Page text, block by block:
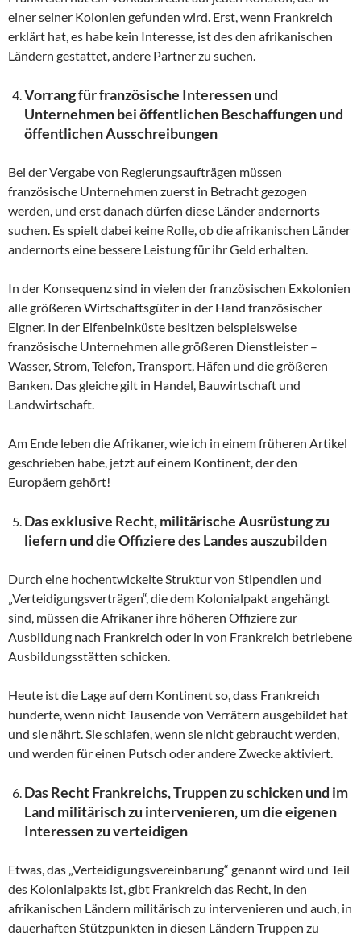
einer seiner Kolonien gefunden wird. Erst, wenn Frankreich
erklärt hat, es habe kein Interesse, ist des den afrikanischen
Ländern gestattet, andere Partner zu suchen.
Vorrang für französische Interessen und
Unternehmen bei öffentlichen Beschaffungen und
öffentlichen Ausschreibungen
Bei der Vergabe von Regierungsaufträgen müssen
französische Unternehmen zuerst in Betracht gezogen
werden, und erst danach dürfen diese Länder andernorts
suchen. Es spielt dabei keine Rolle, ob die afrikanischen Länder
andernorts eine bessere Leistung für ihr Geld erhalten.
In der Konsequenz sind in vielen der französischen Exkolonien
alle größeren Wirtschaftsgüter in der Hand französischer
Eigner. In der Elfenbeinküste besitzen beispielsweise
französische Unternehmen alle größeren Dienstleister –
Wasser, Strom, Telefon, Transport, Häfen und die größeren
Banken. Das gleiche gilt in Handel, Bauwirtschaft und
Landwirtschaft.
Am Ende leben die Afrikaner, wie ich in einem früheren Artikel
geschrieben habe, jetzt auf einem Kontinent, der den
Europäern gehört!
Das exklusive Recht, militärische Ausrüstung zu
liefern und die Offiziere des Landes auszubilden
Durch eine hochentwickelte Struktur von Stipendien und
„Verteidigungsverträgen“, die dem Kolonialpakt angehängt
sind, müssen die Afrikaner ihre höheren Offiziere zur
Ausbildung nach Frankreich oder in von Frankreich betriebene
Ausbildungsstätten schicken.
Heute ist die Lage auf dem Kontinent so, dass Frankreich
hunderte, wenn nicht Tausende von Verrätern ausgebildet hat
und sie nährt. Sie schlafen, wenn sie nicht gebraucht werden,
und werden für einen Putsch oder andere Zwecke aktiviert.
Das Recht Frankreichs, Truppen zu schicken und im
Land militärisch zu intervenieren, um die eigenen
Interessen zu verteidigen
Etwas, das „Verteidigungsvereinbarung“ genannt wird und Teil
des Kolonialpakts ist, gibt Frankreich das Recht, in den
afrikanischen Ländern militärisch zu intervenieren und auch, in
dauerhaften Stützpunkten in diesen Ländern Truppen zu